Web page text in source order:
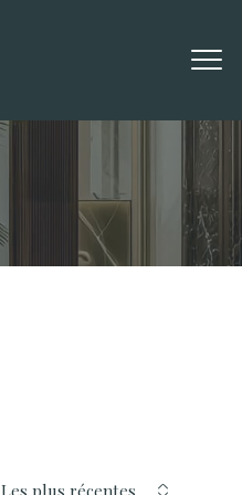
Les plus récentes